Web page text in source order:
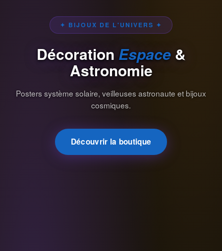
✦ BIJOUX DE L'UNIVERS ✦
Décoration Espace&
Astronomie
Posters système solaire, veilleuses astronaute et bijoux
cosmiques.
Découvrir la boutique